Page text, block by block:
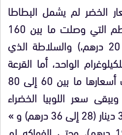
الخضر لم يشمل البطاطا
فقط، بل شمل الطماطم التي وصلت ما بين 160
و180 دينار ( 18 إلى 20 درهم،) والسلاطة الذي
دينار للكيلوغرام الواحد، أما القرعة
والجزر واللفت فتراوحت أسعارها ما بين 60 إلى 80
دراهم)، ويبقى سعر اللوبيا الخضراء
يتراوح ما بين 250 و300 دينار (28 إلى 36 درهم) و »